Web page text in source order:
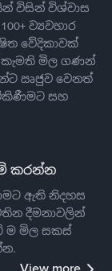
විසින් විශ්වාස
ව්‍යවහාර
වේදිකාවක්
කැමති මිල ගණන්
ඍජුව වෙනත්
සහ
කරන්න
ඇති නිදහස
දීමනාවලින්
ම මිල සකස්